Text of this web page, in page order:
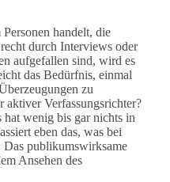
handelt, die
durch Interviews oder
aufgefallen sind, wird es
das Bedürfnis, einmal
zu
aktiver Verfassungsrichter?
wenig bis gar nichts in
eben das, was bei
Das publikumswirksame
Ansehen des